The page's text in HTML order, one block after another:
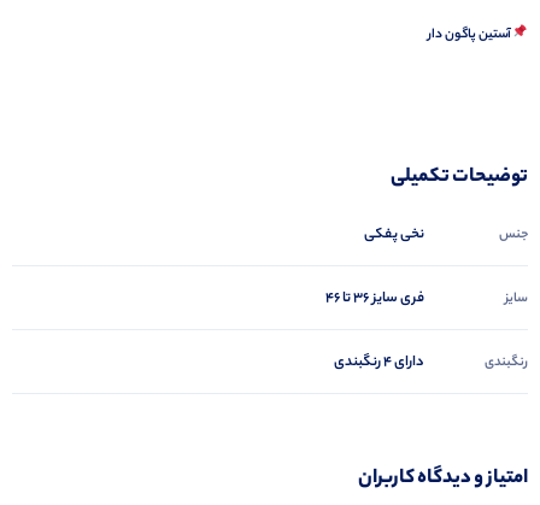
آستین پاگون دار
توضیحات تکمیلی
جنس نخی پفکی
سایز فری سایز ۳۶ تا ۴۶
رنگبندی دارای 4 رنگبندی
امتیاز و دیدگاه کاربران